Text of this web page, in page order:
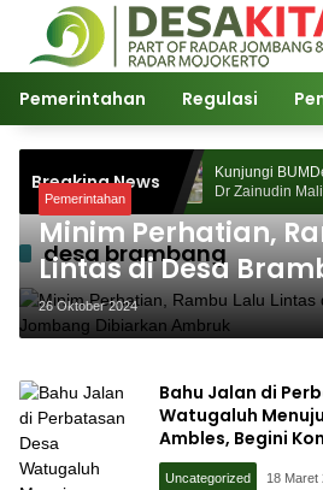
Langsung
konten
Pemerintahan Regulasi
Breaking News
Prof
Desa
Kunjungi BUMDes
Dr Zainudin Maliki:
Kemandirian
desa brambang
Pemerintahan
Minim Perhatian,
Lintas di Desa
Jombang
26 Oktober 2024
Bahu Jalan di
Watugaluh
Ambles, Begini
Uncategorized 18 Maret